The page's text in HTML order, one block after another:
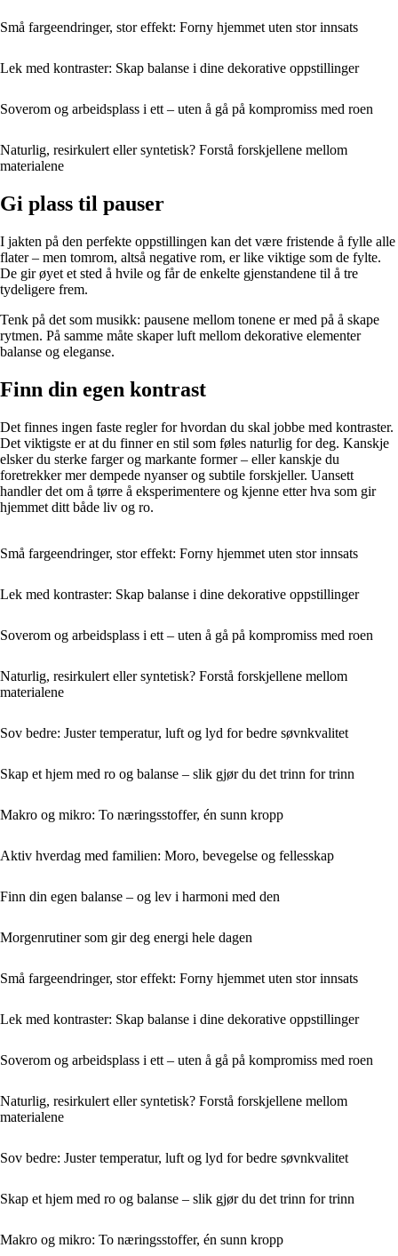
Små fargeendringer, stor effekt: Forny hjemmet uten stor innsats
Lek med kontraster: Skap balanse i dine dekorative oppstillinger
Soverom og arbeidsplass i ett – uten å gå på kompromiss med roen
Naturlig, resirkulert eller syntetisk? Forstå forskjellene mellom
materialene
Gi plass til pauser
I jakten på den perfekte oppstillingen kan det være fristende å fylle alle
flater – men tomrom, altså negative rom, er like viktige som de fylte.
De gir øyet et sted å hvile og får de enkelte gjenstandene til å tre
tydeligere frem.
Tenk på det som musikk: pausene mellom tonene er med på å skape
rytmen. På samme måte skaper luft mellom dekorative elementer
balanse og eleganse.
Finn din egen kontrast
Det finnes ingen faste regler for hvordan du skal jobbe med kontraster.
Det viktigste er at du finner en stil som føles naturlig for deg. Kanskje
elsker du sterke farger og markante former – eller kanskje du
foretrekker mer dempede nyanser og subtile forskjeller. Uansett
handler det om å tørre å eksperimentere og kjenne etter hva som gir
hjemmet ditt både liv og ro.
Små fargeendringer, stor effekt: Forny hjemmet uten stor innsats
Lek med kontraster: Skap balanse i dine dekorative oppstillinger
Soverom og arbeidsplass i ett – uten å gå på kompromiss med roen
Naturlig, resirkulert eller syntetisk? Forstå forskjellene mellom
materialene
Sov bedre: Juster temperatur, luft og lyd for bedre søvnkvalitet
Skap et hjem med ro og balanse – slik gjør du det trinn for trinn
Makro og mikro: To næringsstoffer, én sunn kropp
Aktiv hverdag med familien: Moro, bevegelse og fellesskap
Finn din egen balanse – og lev i harmoni med den
Morgenrutiner som gir deg energi hele dagen
Små fargeendringer, stor effekt: Forny hjemmet uten stor innsats
Lek med kontraster: Skap balanse i dine dekorative oppstillinger
Soverom og arbeidsplass i ett – uten å gå på kompromiss med roen
Naturlig, resirkulert eller syntetisk? Forstå forskjellene mellom
materialene
Sov bedre: Juster temperatur, luft og lyd for bedre søvnkvalitet
Skap et hjem med ro og balanse – slik gjør du det trinn for trinn
Makro og mikro: To næringsstoffer, én sunn kropp